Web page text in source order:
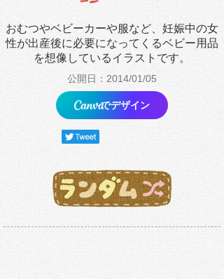
おむつやベビーカーや服など、妊娠中の女
性が出産後に必要になってくるベビー用品
を想像しているイラストです。
公開日：2014/01/05
でデザイン